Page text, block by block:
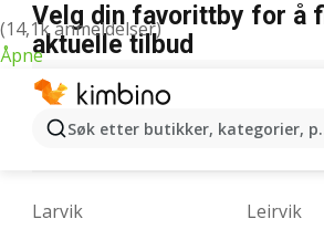
(14,1k anmeldelser)
Åpne
Søk etter butikker, kategorier,
Velg din favorittby for å
aktuelle tilbud
A B D
L
M N O P R S
Larvik
Leirvik